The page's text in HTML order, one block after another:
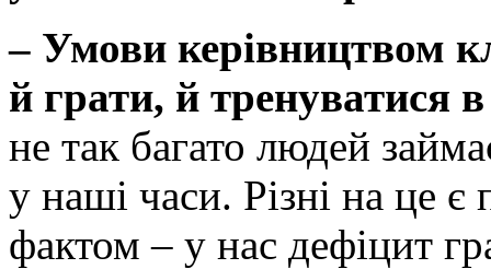
– Умови керівництвом
й грати, й тренуватися
не так багато людей
у наші часи. Різні на це
фактом – у нас дефіцит